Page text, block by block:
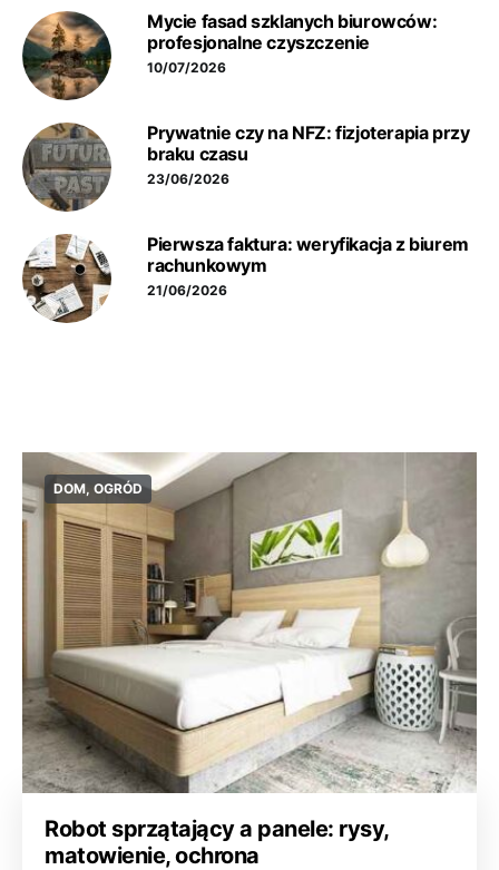
Mycie fasad szklanych biurowców:
profesjonalne czyszczenie
10/07/2026
Prywatnie czy na NFZ: fizjoterapia przy
braku czasu
23/06/2026
Pierwsza faktura: weryfikacja z biurem
rachunkowym
21/06/2026
DOM, OGRÓD
Robot sprzątający a panele: rysy,
matowienie, ochrona